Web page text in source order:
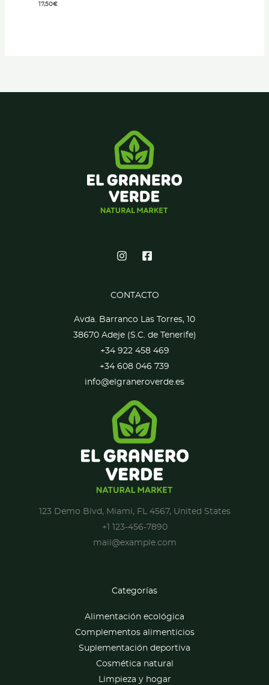
17,50€
CONTACTO
Avda. Barranco Las Torres, 10
38670 Adeje (S.C. de Tenerife)
+34 922 458 469
+34 608 046 739
info@elgraneroverde.es
123 Demo Blvd, Miami, FL 4567, United States
+1 123-456-7890
mail@example.com
Categorías
Alimentación ecológica
Complementos alimenticios
Suplementación deportiva
Cosmética natural
Limpieza y hogar